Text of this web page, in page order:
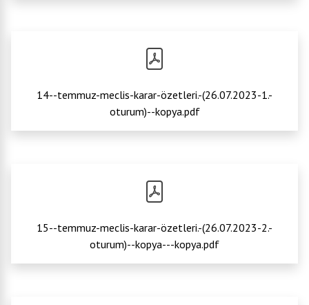
14--temmuz-meclis-karar-özetleri.-(26.07.2023-1.-
oturum)--kopya.pdf
15--temmuz-meclis-karar-özetleri.-(26.07.2023-2.-
oturum)--kopya---kopya.pdf